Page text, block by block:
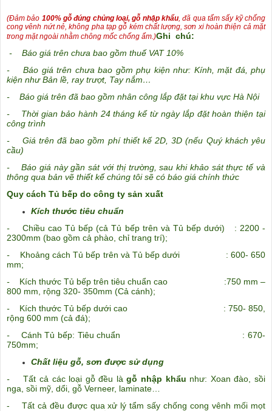
(Đảm bảo 100% gỗ đúng chủng loại, gỗ nhập khẩu, đã qua tẩm sấy kỹ chống
cong vênh nứt nẻ, không pha tạp gỗ kém chất lượng, sơn xi hoàn thiện cả mặt
trong mặt ngoài nhằm chông mốc chống ẩm.)Ghi chú:
- Báo giá trên chưa bao gồm thuế VAT 10%
- Báo giá trên chưa bao gồm phụ kiện như: Kính, mặt đá, phụ
kiện như Bản lề, ray trượt, Tay nắm…
- Báo giá trên đã bao gồm nhân công lắp đặt tại khu vực Hà Nội
- Thời gian bảo hành 24 tháng kể từ ngày lắp đặt hoàn thiện tại
công trình
- Giá trên đã bao gồm phí thiết kế 2D, 3D (nếu Quý khách yêu
cầu)
- Báo giá này gần sát với thị trường, sau khi khảo sát thực tế và
thông qua bản vẽ thiết kế chúng tôi sẽ có báo giá chính thức
Quy cách Tủ bếp do công ty sản xuất
Kích thước tiêu chuẩn
- Chiều cao Tủ bếp (cả Tủ bếp trên và Tủ bếp dưới) : 2200 -
2300mm (bao gồm cả phào, chỉ trang trí);
- Khoảng cách Tủ bếp trên và Tủ bếp dưới : 600- 650
mm;
- Kích thước Tủ bếp trên tiêu chuẩn cao :750 mm –
800 mm, rộng 320- 350mm (Cả cánh);
- Kích thước Tủ bếp dưới cao : 750- 850,
rộng 600 mm (cả đá);
- Cánh Tủ bếp: Tiêu chuẩn : 670-
750mm;
Chất liệu gỗ, sơn được sử dụng
- Tất cả các loại gỗ đều làgỗ nhập khẩu như: Xoan đào, sồi
nga, sồi mỹ, dổi, gỗ Verneer, laminate…
- Tất cả đều được qua xử lý tẩm sấy chống cong vênh mối mọt